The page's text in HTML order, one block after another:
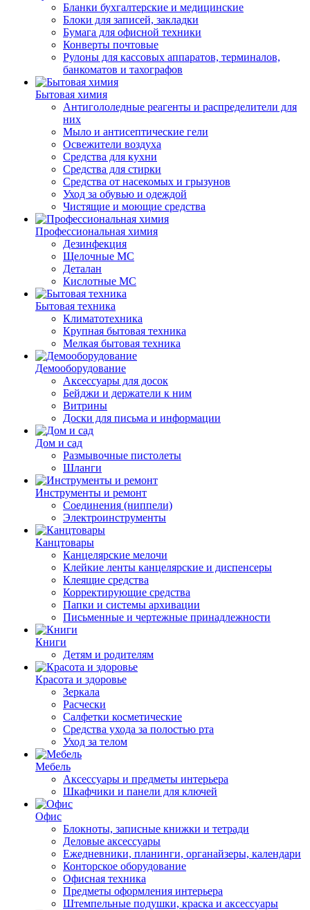
Бланки бухгалтерские и медицинские
Блоки для записей, закладки
Бумага для офисной техники
Конверты почтовые
Рулоны для кассовых аппаратов, терминалов,
банкоматов и тахографов
Бытовая химия
Антигололедные реагенты и распределители для
них
Мыло и антисептические гели
Освежители воздуха
Средства для кухни
Средства для стирки
Средства от насекомых и грызунов
Уход за обувью и одеждой
Чистящие и моющие средства
Профессиональная химия
Дезинфекция
Щелочные МС
Деталан
Кислотные МС
Бытовая техника
Климатотехника
Крупная бытовая техника
Мелкая бытовая техника
Демооборудование
Аксессуары для досок
Бейджи и держатели к ним
Витрины
Доски для письма и информации
Дом и сад
Размывочные пистолеты
Шланги
Инструменты и ремонт
Соединения (ниппели)
Электроинструменты
Канцтовары
Канцелярские мелочи
Клейкие ленты канцелярские и диспенсеры
Клеящие средства
Корректирующие средства
Папки и системы архивации
Письменные и чертежные принадлежности
Книги
Детям и родителям
Красота и здоровье
Зеркала
Расчески
Салфетки косметические
Средства ухода за полостью рта
Уход за телом
Мебель
Аксессуары и предметы интерьера
Шкафчики и панели для ключей
Офис
Блокноты, записные книжки и тетради
Деловые аксессуары
Ежедневники, планинги, органайзеры, календари
Конторское оборудование
Офисная техника
Предметы оформления интерьера
Штемпельные подушки, краска и аксессуары